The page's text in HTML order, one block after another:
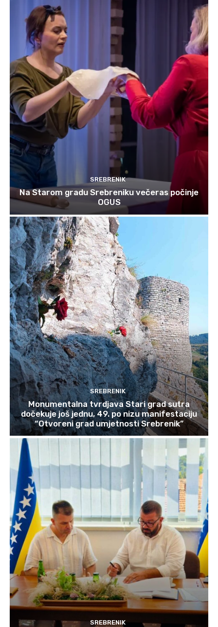
SREBRENIK
Na Starom gradu Srebreniku večeras počinje
OGUS
SREBRENIK
Monumentalna tvrdjava Stari grad sutra
dočekuje još jednu, 49. po nizu manifestaciju
“Otvoreni grad umjetnosti Srebrenik”
SREBRENIK